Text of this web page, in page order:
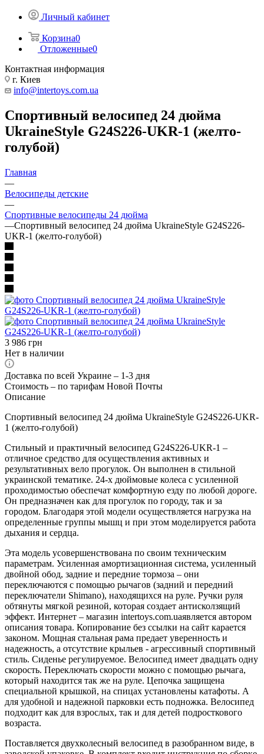
Личный кабинет
Корзина0
Отложенные0
Контактная информация
г. Киев
info@intertoys.com.ua
Спортивный велосипед 24 дюйма
UkraineStyle G24S226-UKR-1 (желто-
голубой)
Главная
—
Велосипеды детские
—
Спортивные велосипеды 24 дюйма
—Спортивный велосипед 24 дюйма UkraineStyle G24S226-
UKR-1 (желто-голубой)
3 986 грн
Нет в наличии
Доставка по всей Украине – 1-3 дня
Стоимость – по тарифам Новой Почты
Описание
Спортивный велосипед 24 дюйма UkraineStyle G24S226-UKR-
1 (желто-голубой)
Стильный и практичный велосипед G24S226-UKR-1 –
отличное средство для осуществления активных и
результативных вело прогулок. Он выполнен в стильной
украинской тематике. 24-х дюймовые колеса с усиленной
проходимостью обеспечат комфортную езду по любой дороге.
Он предназначен как для прогулок по городу, так и за
городом. Благодаря этой модели осуществляется нагрузка на
определенные группы мышц и при этом моделируется работа
дыхания и сердца.
Эта модель усовершенствована по своим техническим
параметрам. Усиленная амортизационная система, усиленный
двойной обод, задние и передние тормоза – они
переключаются с помощью рычагов (задний и передний
переключатели Shimano), находящихся на руле. Ручки руля
обтянуты мягкой резиной, которая создает антисколзящий
эффект. Интернет – магазин intertoys.com.uaявляется автором
описания товара. Копирование без ссылки на сайт карается
законом. Мощная стальная рама предает уверенность и
надежность, а отсутствие крыльев - агрессивный спортивный
стиль. Сиденье регулируемое. Велосипед имеет двадцать одну
скорость. Переключать скорости можно с помощью рычага,
который находится так же на руле. Цепочка защищена
специальной крышкой, на спицах установлены катафоты. А
для удобной и надежной парковки есть подножка. Велосипед
подходит как для взрослых, так и для детей подросткового
возраста.
Поставляется двухколесный велосипед в разобранном виде, в